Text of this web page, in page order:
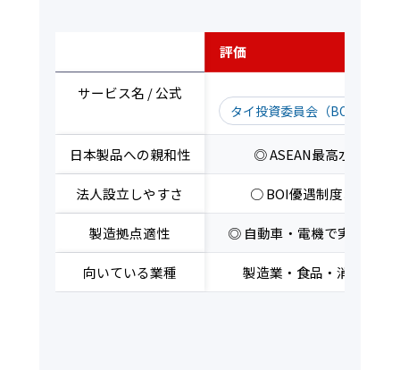
評価
サービス名 / 公式
タイ投資委員会（BOI）公式
日本製品への親和性 ◎ ASEAN最高水準
法人設立しやすさ ○ BOI優遇制度あり
製造拠点適性 ◎ 自動車・電機で実績豊富
向いている業種 製造業・食品・消費財